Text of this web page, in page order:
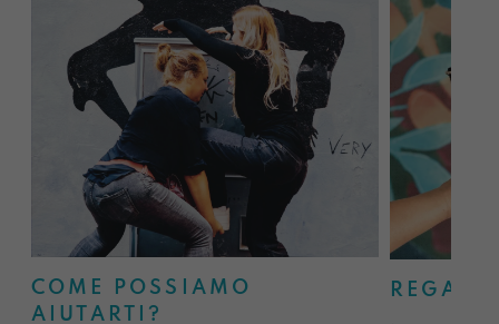
COME POSSIAMO
AIUTARTI?